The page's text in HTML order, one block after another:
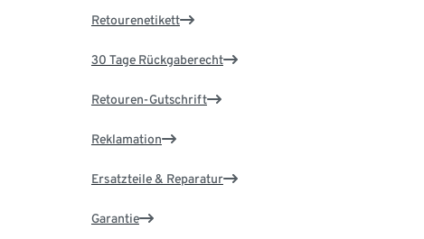
Retourenetikett
30 Tage Rückgaberecht
Retouren-Gutschrift
Reklamation
Ersatzteile & Reparatur
Garantie